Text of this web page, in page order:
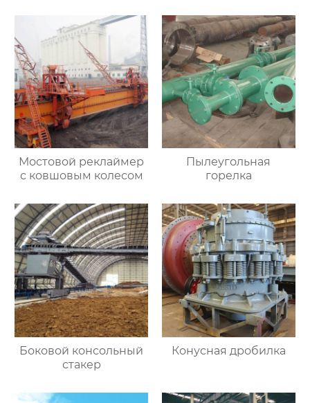
Мостовой реклаймер
с ковшовым колесом
Пылеугольная
горелка
Боковой консольный
стакер
Конусная дробилка